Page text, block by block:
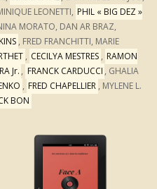
LEONETTI, PHIL « BIG DEZ »
MORATO, DAN AR BRAZ,
, FRED FRANCHITTI, MARIE
, CECILYA MESTRES , RAMON
Jr. , FRANCK CARDUCCI , GHALIA
, FRED CHAPELLIER , MYLENE L.
BON